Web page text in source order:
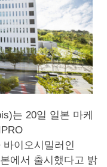
는 20일 일본 마케
이오시밀러인
에서 출시했다고 밝